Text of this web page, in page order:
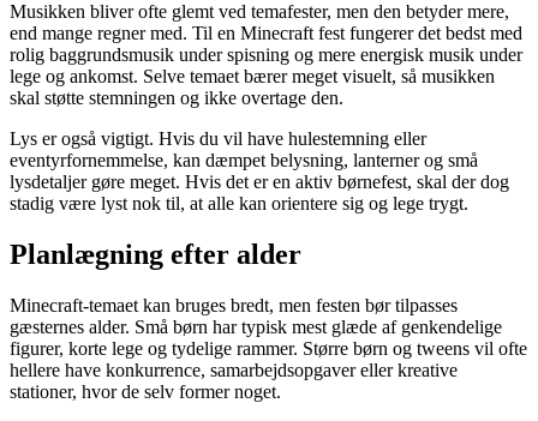
Musikken bliver ofte glemt ved temafester, men den betyder mere,
end mange regner med. Til en Minecraft fest fungerer det bedst med
rolig baggrundsmusik under spisning og mere energisk musik under
lege og ankomst. Selve temaet bærer meget visuelt, så musikken
skal støtte stemningen og ikke overtage den.
Lys er også vigtigt. Hvis du vil have hulestemning eller
eventyrfornemmelse, kan dæmpet belysning, lanterner og små
lysdetaljer gøre meget. Hvis det er en aktiv børnefest, skal der dog
stadig være lyst nok til, at alle kan orientere sig og lege trygt.
Planlægning efter alder
Minecraft-temaet kan bruges bredt, men festen bør tilpasses
gæsternes alder. Små børn har typisk mest glæde af genkendelige
figurer, korte lege og tydelige rammer. Større børn og tweens vil ofte
hellere have konkurrence, samarbejdsopgaver eller kreative
stationer, hvor de selv former noget.